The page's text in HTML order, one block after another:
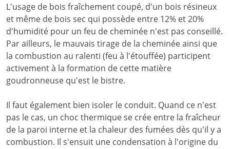
L'usage de bois fraîchement coupé, d'un bois résineux
et même de bois sec qui possède entre 12% et 20%
d'humidité pour un feu de cheminée n'est pas conseillé.
Par ailleurs, le mauvais tirage de la cheminée ainsi que
la combustion au ralenti (feu à l'étouffée) participent
activement à la formation de cette matière
goudronneuse qu'est le bistre.
Il faut également bien isoler le conduit. Quand ce n'est
pas le cas, un choc thermique se crée entre la fraîcheur
de la paroi interne et la chaleur des fumées dès qu'il y a
combustion. Il s'ensuit une condensation à l'origine du